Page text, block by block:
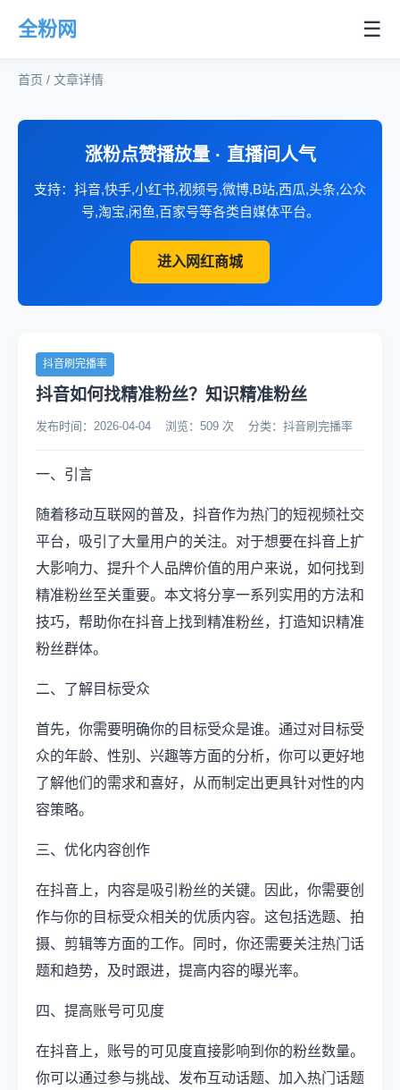
全粉网 ☰
首页 / 文章详情
涨粉点赞播放量 · 直播间人气
支持：抖音,快手,小红书,视频号,微博,B站,西瓜,头条,公众
号,淘宝,闲鱼,百家号等各类自媒体平台。
进入网红商城
抖音刷完播率
抖音如何找精准粉丝？知识精准粉丝
发布时间：2026-04-04 浏览：509 次 分类：抖音刷完播率
一、引言
随着移动互联网的普及，抖音作为热门的短视频社交
平台，吸引了大量用户的关注。对于想要在抖音上扩
大影响力、提升个人品牌价值的用户来说，如何找到
精准粉丝至关重要。本文将分享一系列实用的方法和
技巧，帮助你在抖音上找到精准粉丝，打造知识精准
粉丝群体。
二、了解目标受众
首先，你需要明确你的目标受众是谁。通过对目标受
众的年龄、性别、兴趣等方面的分析，你可以更好地
了解他们的需求和喜好，从而制定出更具针对性的内
容策略。
三、优化内容创作
在抖音上，内容是吸引粉丝的关键。因此，你需要创
作与你的目标受众相关的优质内容。这包括选题、拍
摄、剪辑等方面的工作。同时，你还需要关注热门话
题和趋势，及时跟进，提高内容的曝光率。
四、提高账号可见度
在抖音上，账号的可见度直接影响到你的粉丝数量。
你可以通过参与挑战、发布互动话题、加入热门话题